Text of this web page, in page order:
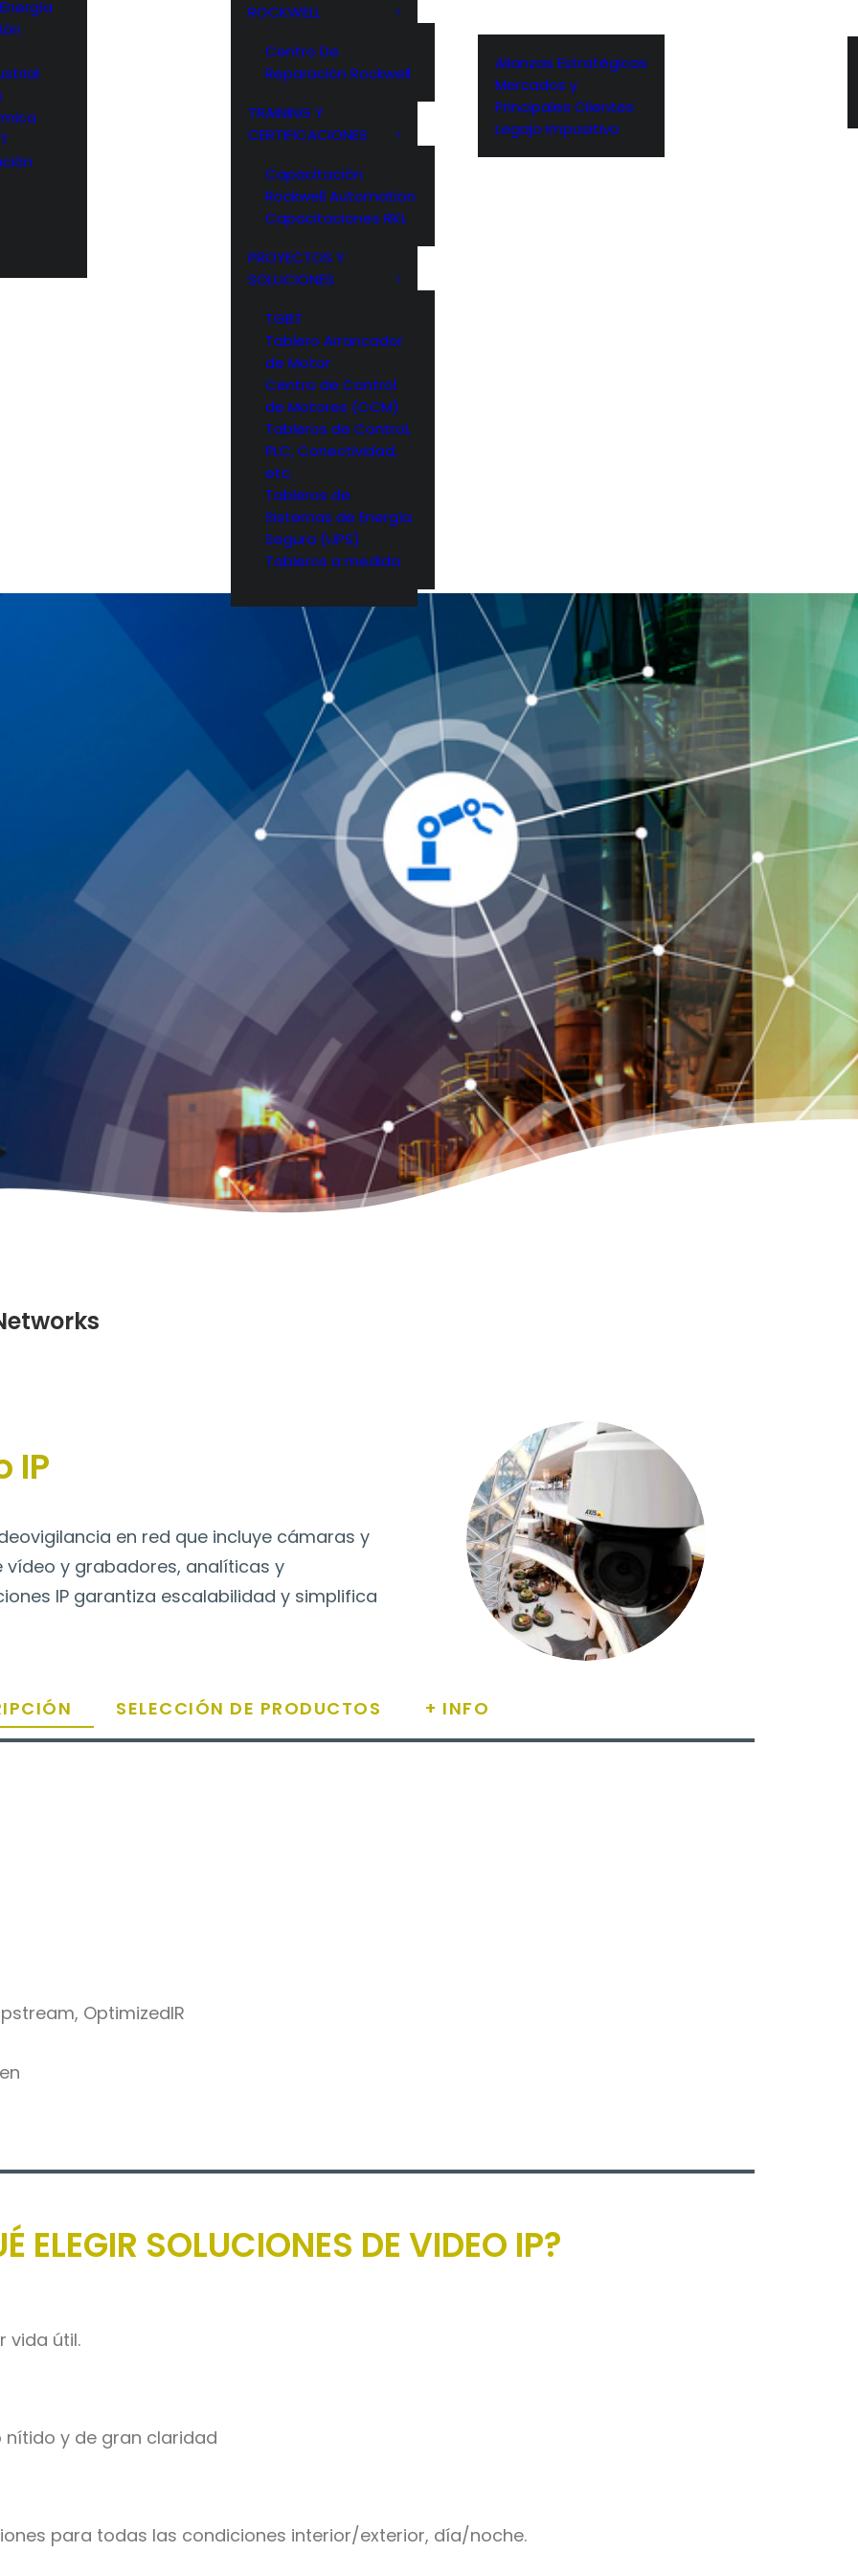
ROCKWELL
Centro De
Reparación Rockwell
TRAINING Y
CERTIFICACIONES
Capacitación
Rockwell Automation
Capacitaciones RKL
PROYECTOS Y
SOLUCIONES
TGBT
Tablero Arrancador
de Motor
Centro de Control
de Motores (CCM)
Tableros de Control,
PLC, Conectividad,
etc.
Tableros de
Sistemas de Energía
Segura (UPS)
Tableros a medida
Alianzas Estratégicas
Mercados y
Principales Clientes
Legajo Impositivo
IP
en red que incluye cámaras y
y grabadores, analíticas y
IP garantiza escalabilidad y simplifica
SELECCIÓN DE PRODUCTOS + INFO
OptimizedIR
ELEGIR SOLUCIONES DE VIDEO IP?
vida útil.
nítido y de gran claridad
para todas las condiciones interior/exterior, día/noche.